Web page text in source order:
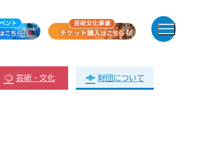
芸術・文化 財団について